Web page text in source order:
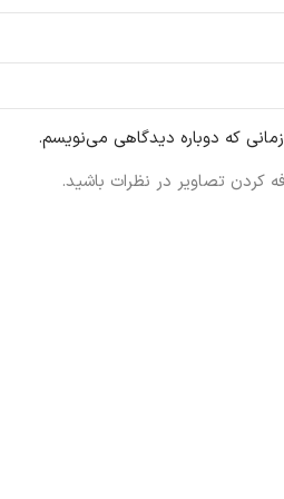
که دوباره دیدگاهی می‌نویسم.
کردن تصاویر در نظرات باشید.